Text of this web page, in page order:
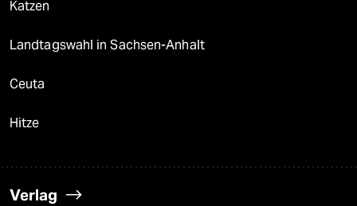
Katzen
Landtagswahl in Sachsen-Anhalt
Ceuta
Hitze
Verlag